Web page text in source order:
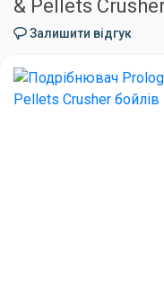
& Pellets
Залишити відгук